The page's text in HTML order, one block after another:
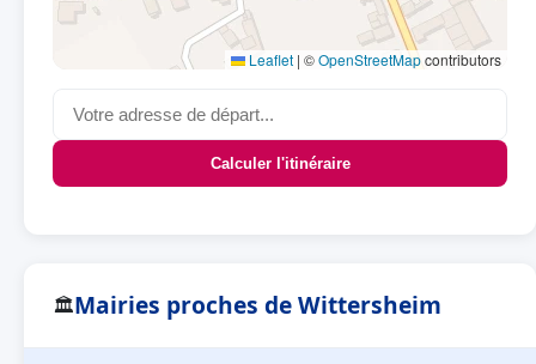
Leaflet | ©OpenStreetMapcontributors
Calculer l'itinéraire
🏛Mairies proches de Wittersheim